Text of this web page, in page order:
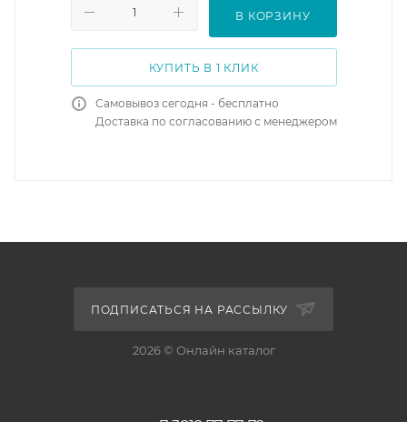
В КОРЗИНУ
КУПИТЬ В 1 КЛИК
Самовывоз сегодня - бесплатно
Доставка по согласованию с менеджером
ПОДПИСАТЬСЯ НА РАССЫЛКУ
2026 © Онлайн каталог